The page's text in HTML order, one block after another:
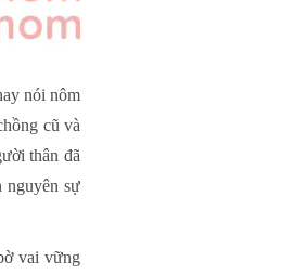
nói nôm
cũ và
thân đã
nguyên sự
vai vững